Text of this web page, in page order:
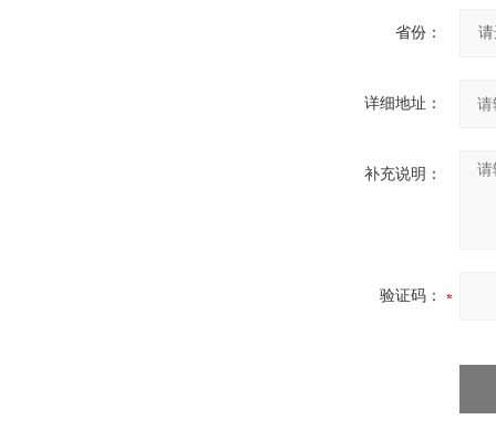
省份：
详细地址：
补充说明：
验证码：